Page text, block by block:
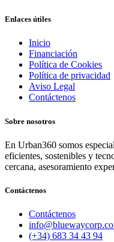
Enlaces útiles
Inicio
Financiación
Política de Cookies
Política de privacidad
Aviso Legal
Contáctenos
Sobre nosotros
En Urban360 somos
eficientes, sostenibles y
cercana, asesoramiento
Contáctenos
Contáctenos
(+34) 683 34 43 94